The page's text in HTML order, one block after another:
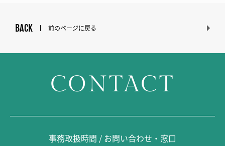
BACK 前のページに戻る
CONTACT
事務取扱時間 / お問い合わせ・窓口